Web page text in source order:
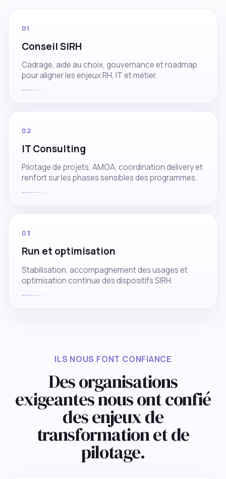
01
Conseil SIRH
Cadrage, aide au choix, gouvernance et roadmap
pour aligner les enjeux RH, IT et métier.
02
IT Consulting
Pilotage de projets, AMOA, coordination delivery et
renfort sur les phases sensibles des programmes.
03
Run et optimisation
Stabilisation, accompagnement des usages et
optimisation continue des dispositifs SIRH.
ILS NOUS FONT CONFIANCE
Des organisations
exigeantes nous ont confié
des enjeux de
transformation et de
pilotage.